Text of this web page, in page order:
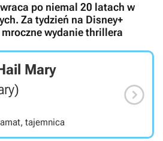
po niemal 20 latach w
Za tydzień na Disney+
wydanie thrillera
Mary
tajemnica
